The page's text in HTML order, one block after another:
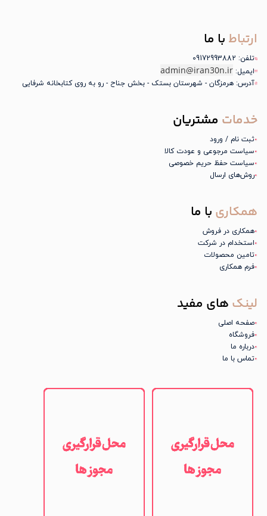
ارتباط با ما
تلفن: 09172993882
ایمیل: admin@iran30n.ir
آدرس: هرمزگان - شهرستان بستک - بخش جناح - رو به روی کتابخانه شرفایی
خدمات مشتریان
ثبت نام / ورود
سیاست مرجوعی و عودت کالا
سیاست حفظ حریم خصوصی
روش‌های ارسال
همکاری با ما
همکاری در فروش
استخدام در شرکت
تامین محصولات
فرم همکاری
لینک های مفید
صفحه اصلی
فروشگاه
درباره ما
تماس با ما